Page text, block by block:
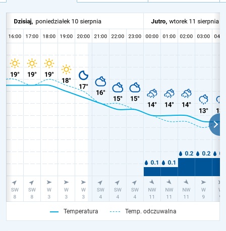
Temperatura Temp. odczuwalna